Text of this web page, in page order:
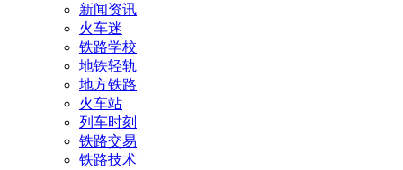
新闻资讯
火车迷
铁路学校
地铁轻轨
地方铁路
火车站
列车时刻
铁路交易
铁路技术